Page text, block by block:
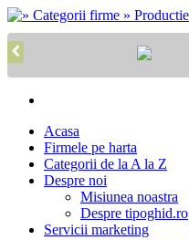
Acasa
Firmele pe harta
Categorii de la A la Z
Despre noi
Misiunea noastra
Despre tipoghid.ro
Servicii marketing